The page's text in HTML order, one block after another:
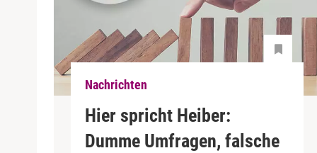
Nachrichten
Hier spricht Heiber:
Dumme Umfragen, falsche